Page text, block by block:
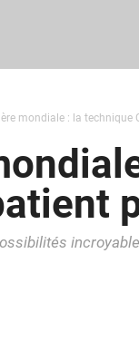
mondiale : la technique